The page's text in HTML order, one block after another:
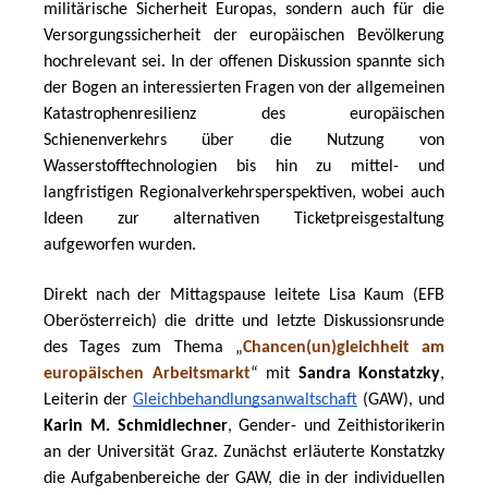
militärische Sicherheit Europas, sondern auch für die
Versorgungssicherheit der europäischen Bevölkerung
hochrelevant sei. In der offenen Diskussion spannte sich
der Bogen an interessierten Fragen von der allgemeinen
Katastrophenresilienz des europäischen
Schienenverkehrs über die Nutzung von
Wasserstofftechnologien bis hin zu mittel- und
langfristigen Regionalverkehrsperspektiven, wobei auch
Ideen zur alternativen Ticketpreisgestaltung
aufgeworfen wurden.
Direkt nach der Mittagspause leitete Lisa Kaum (EFB
Oberösterreich) die dritte und letzte Diskussionsrunde
des Tages zum Thema „Chancen(un)gleichheit am
europäischen Arbeitsmarkt“ mit Sandra Konstatzky,
Leiterin der Gleichbehandlungsanwaltschaft
Karin M. Schmidlechner, Gender- und Zeithistorikerin
an der Universität Graz. Zunächst erläuterte Konstatzky
die Aufgabenbereiche der GAW, die in der individuellen